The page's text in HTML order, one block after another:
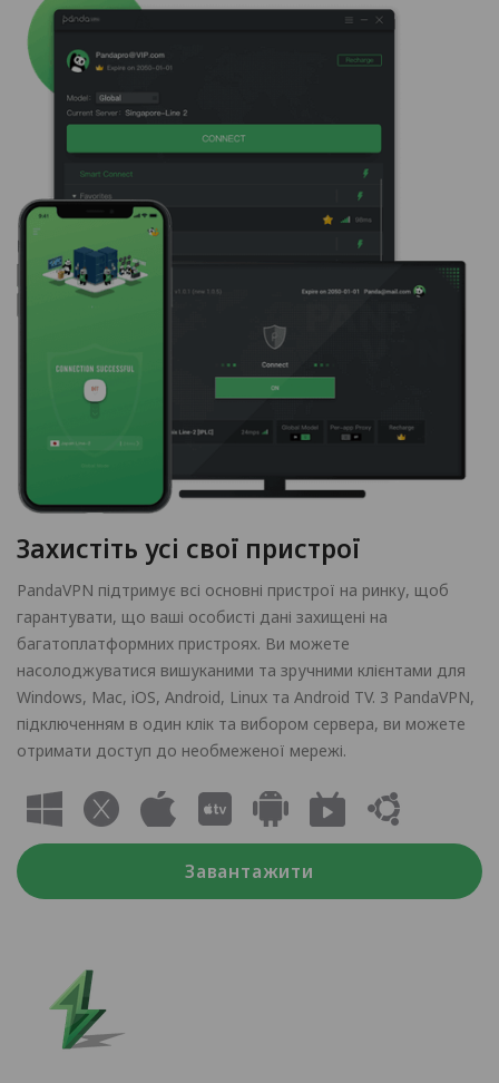
Захистіть усі свої пристрої
PandaVPN підтримує всі основні пристрої на ринку, щоб
гарантувати, що ваші особисті дані захищені на
багатоплатформних пристроях. Ви можете
насолоджуватися вишуканими та зручними клієнтами для
Windows, Mac, iOS, Android, Linux та Android TV. З PandaVPN,
підключенням в один клік та вибором сервера, ви можете
отримати доступ до необмеженої мережі.
Завантажити